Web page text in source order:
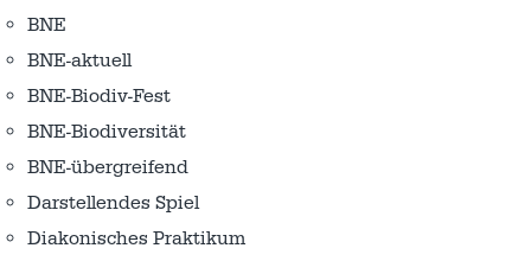
BNE
BNE-aktuell
BNE-Biodiv-Fest
BNE-Biodiversität
BNE-übergreifend
Darstellendes Spiel
Diakonisches Praktikum